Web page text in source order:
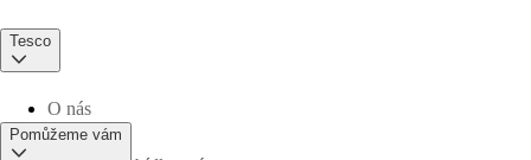
Tesco
O nás
Pomůžeme vám